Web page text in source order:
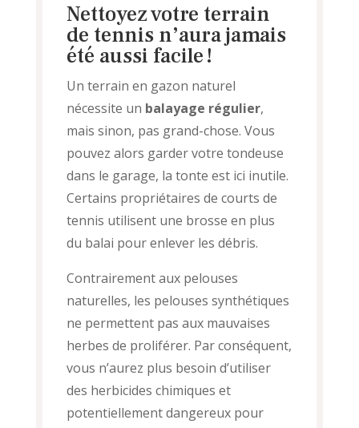
Nettoyez votre terrain
de tennis n’aura jamais
été aussi facile !
Un terrain en gazon naturel
nécessite un balayage régulier,
mais sinon, pas grand-chose. Vous
pouvez alors garder votre tondeuse
dans le garage, la tonte est ici inutile.
Certains propriétaires de courts de
tennis utilisent une brosse en plus
du balai pour enlever les débris.
Contrairement aux pelouses
naturelles, les pelouses synthétiques
ne permettent pas aux mauvaises
herbes de proliférer. Par conséquent,
vous n’aurez plus besoin d’utiliser
des herbicides chimiques et
potentiellement dangereux pour